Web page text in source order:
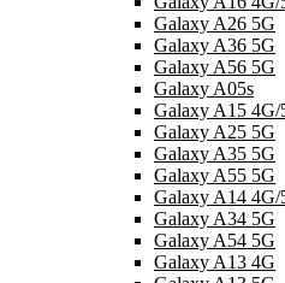
Galaxy A26 5G
Galaxy A36 5G
Galaxy A56 5G
Galaxy A05s
Galaxy A15 4G/
Galaxy A25 5G
Galaxy A35 5G
Galaxy A55 5G
Galaxy A14 4G/
Galaxy A34 5G
Galaxy A54 5G
Galaxy A13 4G